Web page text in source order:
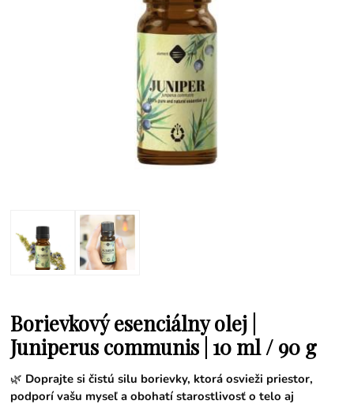
Borievkový esenciálny olej |
Juniperus communis | 10 ml / 90 g
🌿 Doprajte si čistú silu borievky, ktorá osvieži priestor,
podporí vašu myseľ a obohatí starostlivosť o telo aj